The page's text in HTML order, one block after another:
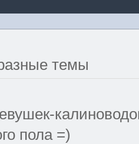
темы
пола =)